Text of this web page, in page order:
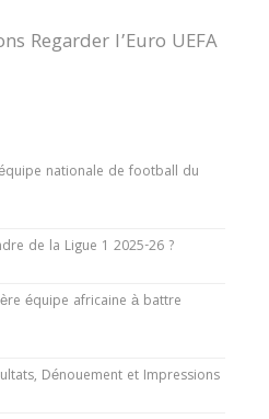
Regarder l’Euro UEFA
savoir sur la Coupe
nationale de football
nationale de football du
de la Ligue 1 2025-26 ?
équipe africaine à battre
Dénouement et Impressions